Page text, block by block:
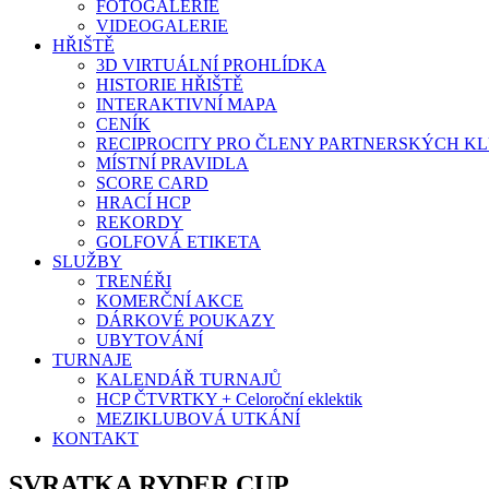
FOTOGALERIE
VIDEOGALERIE
HŘIŠTĚ
3D VIRTUÁLNÍ PROHLÍDKA
HISTORIE HŘIŠTĚ
INTERAKTIVNÍ MAPA
CENÍK
RECIPROCITY PRO ČLENY PARTNERSKÝCH
MÍSTNÍ PRAVIDLA
SCORE CARD
HRACÍ HCP
REKORDY
GOLFOVÁ ETIKETA
SLUŽBY
TRENÉŘI
KOMERČNÍ AKCE
DÁRKOVÉ POUKAZY
UBYTOVÁNÍ
TURNAJE
KALENDÁŘ TURNAJŮ
HCP ČTVRTKY + Celoroční eklektik
MEZIKLUBOVÁ UTKÁNÍ
KONTAKT